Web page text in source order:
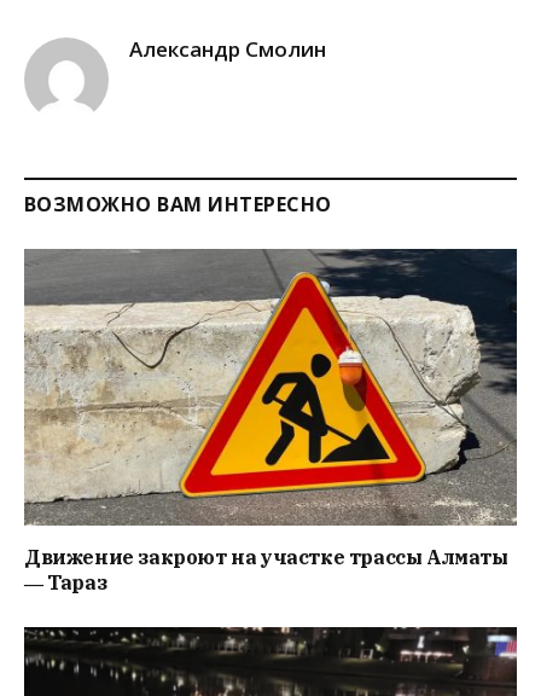
Александр Смолин
ВОЗМОЖНО ВАМ ИНТЕРЕСНО
Движение закроют на участке трассы Алматы
― Тараз